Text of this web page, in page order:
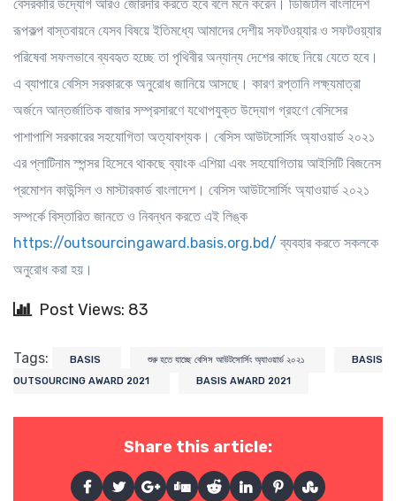
বেসরকারি উদ্যোগ আরও জোরদার করতে হবে বলে মনে করেন। ডিজিটাল বাংলাদেশ
রূপকল্প বাস্তবায়নে যেসব বিষয়ে ইতিমধ্যে আমাদের দেশীয় সফটওয়্যার ও সফটওয়্যার
পরিষেবা সফলভাবে ব্যবহৃত হচ্ছে তা পৃথিবীর অন্যান্য দেশের কাছে নিয়ে যেতে হবে।
এ ব্যাপারে বেসিস সরকারকে অনুরোধ জানিয়ে আসছে। কারণ রপ্তানি লক্ষ্যমাত্রা
অর্জনে আন্তর্জাতিক বাজার সম্প্রসারণে যথোপযুক্ত উদ্যোগ গ্রহণে বেসিসের
পাশাপাশি সরকারের সহযোগিতা অত্যাবশ্যক। বেসিস আউটসোর্সিং অ্যাওয়ার্ড ২০২১
এর প্লাটিনাম স্পন্সর হিসেবে থাকছে ব্যাংক এশিয়া এবং সহযোগিতায় আইসিটি বিজনেস
প্রমোশন কাউন্সিল ও মাস্টারকার্ড বাংলাদেশ। বেসিস আউটসোর্সিং অ্যাওয়ার্ড ২০২১
সম্পর্কে বিস্তারিত জানতে ও নিবন্ধন করতে এই লিঙ্ক
https://outsourcingaward.basis.org.bd/ ব্যবহার করতে সকলকে
অনুরোধ করা হয়।
Post Views: 83
Tags: BASIS শুরু হতে যাচ্ছে বেসিস আউটসোর্সিং অ্যাওয়ার্ড ২০২১
BASIS
OUTSOURCING AWARD 2021
BASIS AWARD 2021
Share this article: